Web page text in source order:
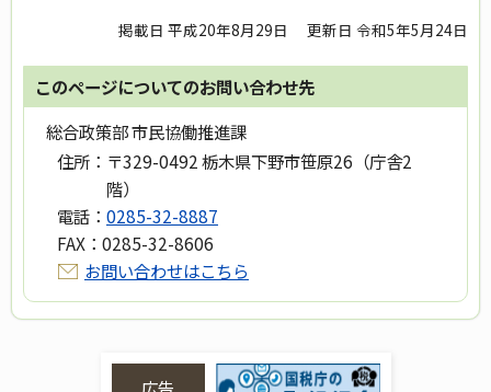
掲載日 平成20年8月29日 更新日 令和5年5月24日
このページについてのお問い合わせ先
総合政策部 市民協働推進課
住所： 〒329-0492 栃木県下野市笹原26（庁舎2
階）
電話： 0285-32-8887
FAX： 0285-32-8606
お問い合わせはこちら
広告